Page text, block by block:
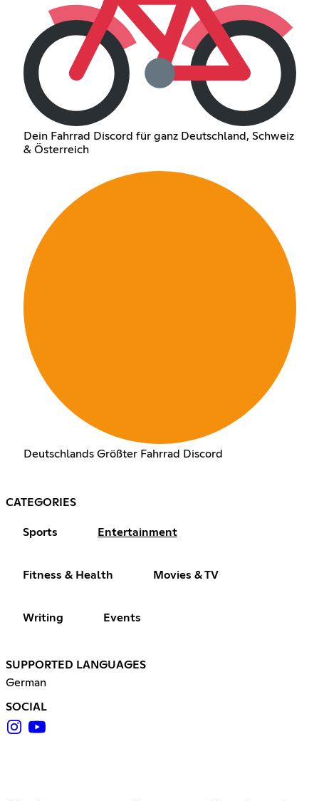
Dein Fahrrad Discord für ganz Deutschland, Schweiz
& Österreich
Deutschlands Größter Fahrrad Discord
CATEGORIES
Sports Entertainment
Fitness & Health Movies & TV
Writing Events
SUPPORTED LANGUAGES
German
SOCIAL